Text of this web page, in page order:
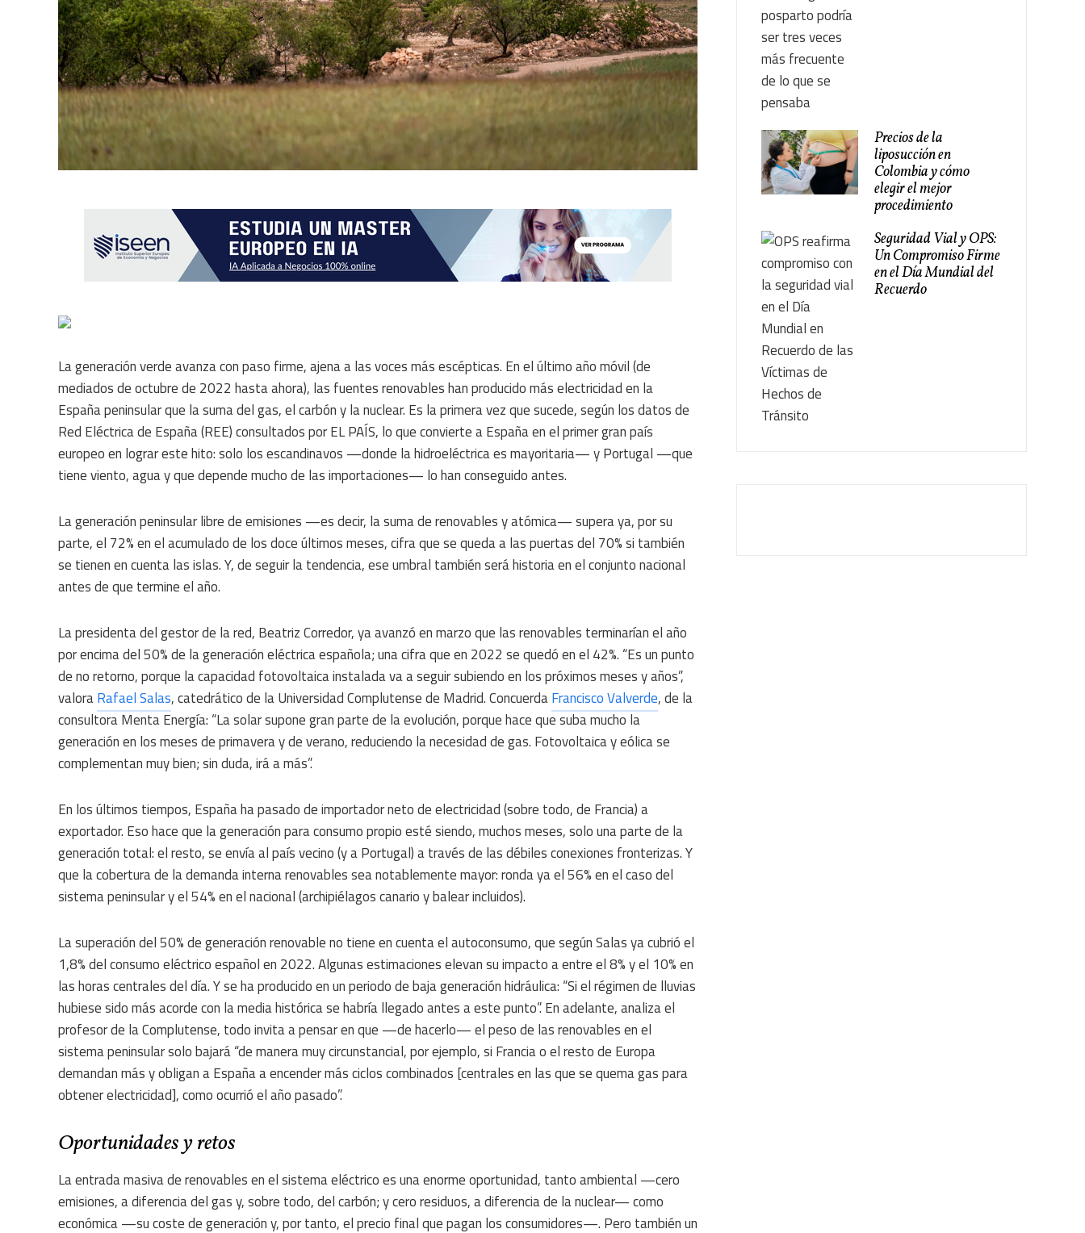
La generación verde avanza con paso firme, ajena a las voces más escépticas. En el último año móvil (de
mediados de octubre de 2022 hasta ahora), las fuentes renovables han producido más electricidad en la
España peninsular que la suma del gas, el carbón y la nuclear. Es la primera vez que sucede, según los datos de
Red Eléctrica de España (REE) consultados por EL PAÍS, lo que convierte a España en el primer gran país
europeo en lograr este hito: solo los escandinavos —donde la hidroeléctrica es mayoritaria— y Portugal —que
tiene viento, agua y que depende mucho de las importaciones— lo han conseguido antes.
La generación peninsular libre de emisiones —es decir, la suma de renovables y atómica— supera ya, por su
parte, el 72% en el acumulado de los doce últimos meses, cifra que se queda a las puertas del 70% si también
se tienen en cuenta las islas. Y, de seguir la tendencia, ese umbral también será historia en el conjunto nacional
antes de que termine el año.
La presidenta del gestor de la red, Beatriz Corredor, ya avanzó en marzo que las renovables terminarían el año
por encima del 50% de la generación eléctrica española; una cifra que en 2022 se quedó en el 42%. “Es un punto
de no retorno, porque la capacidad fotovoltaica instalada va a seguir subiendo en los próximos meses y años”,
valoraRafael Salas, catedrático de la Universidad Complutense de Madrid. ConcuerdaFrancisco Valverde, de la
consultora Menta Energía: “La solar supone gran parte de la evolución, porque hace que suba mucho la
generación en los meses de primavera y de verano, reduciendo la necesidad de gas. Fotovoltaica y eólica se
complementan muy bien; sin duda, irá a más”.
En los últimos tiempos, España ha pasado de importador neto de electricidad (sobre todo, de Francia) a
exportador. Eso hace que la generación para consumo propio esté siendo, muchos meses, solo una parte de la
generación total: el resto, se envía al país vecino (y a Portugal) a través de las débiles conexiones fronterizas. Y
que la cobertura de la demanda interna renovables sea notablemente mayor: ronda ya el 56% en el caso del
sistema peninsular y el 54% en el nacional (archipiélagos canario y balear incluidos).
La superación del 50% de generación renovable no tiene en cuenta el autoconsumo, que según Salas ya cubrió el
1,8% del consumo eléctrico español en 2022. Algunas estimaciones elevan su impacto a entre el 8% y el 10% en
las horas centrales del día. Y se ha producido en un periodo de baja generación hidráulica: “Si el régimen de lluvias
hubiese sido más acorde con la media histórica se habría llegado antes a este punto”. En adelante, analiza el
profesor de la Complutense, todo invita a pensar en que —de hacerlo— el peso de las renovables en el
sistema peninsular solo bajará “de manera muy circunstancial, por ejemplo, si Francia o el resto de Europa
demandan más y obligan a España a encender más ciclos combinados [centrales en las que se quema gas para
obtener electricidad], como ocurrió el año pasado”.
Oportunidades y retos
La entrada masiva de renovables en el sistema eléctrico es una enorme oportunidad, tanto ambiental —cero
emisiones, a diferencia del gas y, sobre todo, del carbón; y cero residuos, a diferencia de la nuclear— como
económica —su coste de generación y, por tanto, el precio final que pagan los consumidores—. Pero también un
Precios de la
liposucción en
Colombia y cómo
elegir el mejor
procedimiento
Seguridad Vial y OPS:
Un Compromiso Firme
en el Día Mundial del
Recuerdo